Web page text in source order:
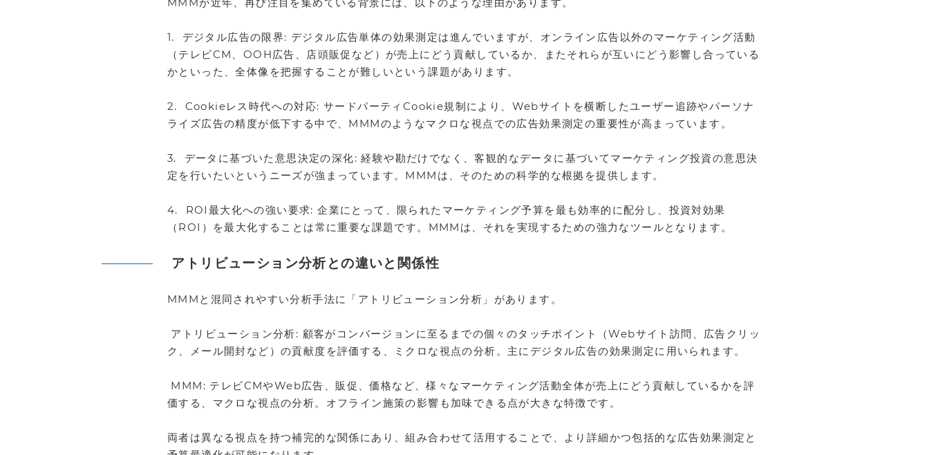
MMMが近年、再び注目を集めている背景には、以下のような理由があります。
1. デジタル広告の限界: デジタル広告単体の効果測定は進んでいますが、オンライン広告以外のマーケティング活動
（テレビCM、OOH広告、店頭販促など）が売上にどう貢献しているか、またそれらが互いにどう影響し合っている
かといった、全体像を把握することが難しいという課題があります。
2. Cookieレス時代への対応: サードパーティCookie規制により、Webサイトを横断したユーザー追跡やパーソナ
ライズ広告の精度が低下する中で、MMMのようなマクロな視点での広告効果測定の重要性が高まっています。
3. データに基づいた意思決定の深化: 経験や勘だけでなく、客観的なデータに基づいてマーケティング投資の意思決
定を行いたいというニーズが強まっています。MMMは、そのための科学的な根拠を提供します。
4. ROI最大化への強い要求: 企業にとって、限られたマーケティング予算を最も効率的に配分し、投資対効果
（ROI）を最大化することは常に重要な課題です。MMMは、それを実現するための強力なツールとなります。
アトリビューション分析との違いと関係性
MMMと混同されやすい分析手法に「アトリビューション分析」があります。
アトリビューション分析: 顧客がコンバージョンに至るまでの個々のタッチポイント（Webサイト訪問、広告クリッ
ク、メール開封など）の貢献度を評価する、ミクロな視点の分析。主にデジタル広告の効果測定に用いられます。
MMM: テレビCMやWeb広告、販促、価格など、様々なマーケティング活動全体が売上にどう貢献しているかを評
価する、マクロな視点の分析。オフライン施策の影響も加味できる点が大きな特徴です。
両者は異なる視点を持つ補完的な関係にあり、組み合わせて活用することで、より詳細かつ包括的な広告効果測定と